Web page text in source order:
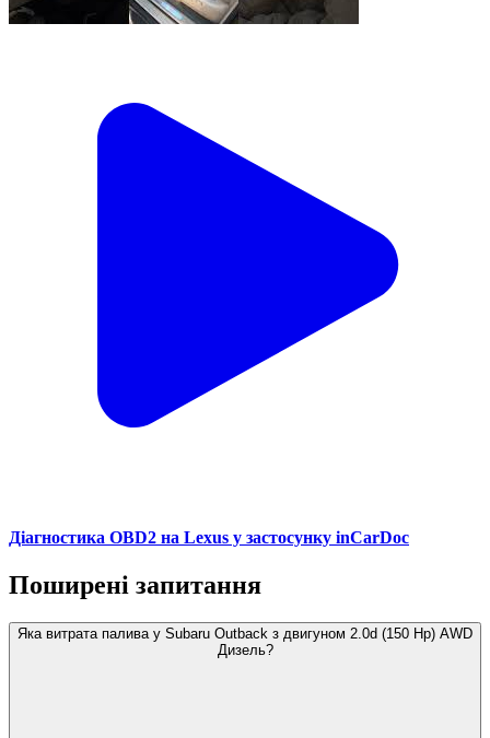
Діагностика OBD2 на Lexus у застосунку inCarDoc
Поширені запитання
Яка витрата палива у Subaru Outback з двигуном 2.0d (150 Hp) AWD
Дизель?